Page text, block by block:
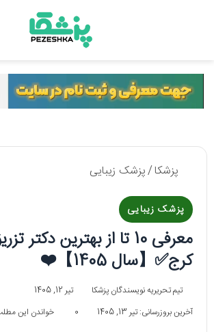
پزشکا/پزشک زیبایی
پزشک زیبایی
معرفی 10 تا از بهترین
کرج✅【سال 1405】❤️
تیم تحریریه نویسندگان پزشکا
تیر 12, 1405
آخرین بروزرسانی: تیر 13, 1405
0 خواندن این مطلب در